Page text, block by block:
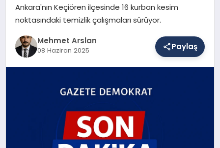
Ankara'nın Keçiören ilçesinde 16 kurban kesim
noktasındaki temizlik çalışmaları sürüyor.
Mehmet Arslan
08 Haziran 2025 Paylaş